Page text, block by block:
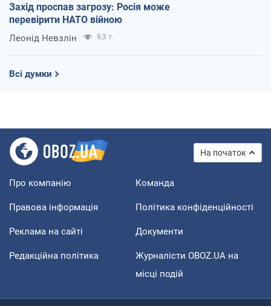
Захід проспав загрозу: Росія може
перевірити НАТО війною
Леонід Невзлін 9,3 т.
Всі думки
На початок
Про компанію Команда
Правова інформація Політика конфіденційності
Реклама на сайті Документи
Редакційна політика
Журналісти OBOZ.UA на
місці подій